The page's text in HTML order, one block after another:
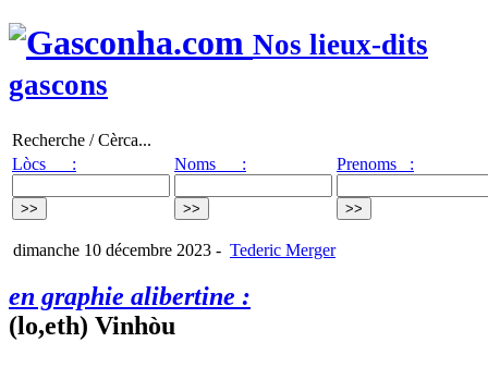
Nos lieux-dits
gascons
Recherche / Cèrca...
Lòcs :
Noms : Prenoms :
dimanche 10 décembre 2023 - Tederic Merger
en graphie alibertine :
(lo,eth) Vinhòu